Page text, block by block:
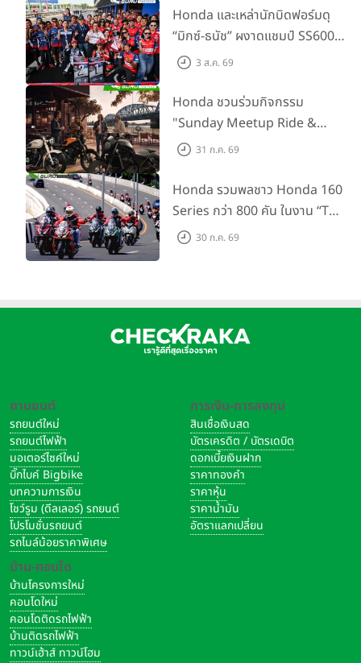
ยกระดับทักษะการขับขี่ เสริม
ศักยภาพตำรวจจราจร
Honda และเหล่านักบิดฟอร์มดุ
“มิกซ์-ธนัช” ผงาดแชมป์ SS600 2
สนามติด “ข้าวกล้อง” คว้าที่ 2 ศึก
3 ส.ค. 69
Honda ชวนร่วมกิจกรรม
"Sunday Meetup Ride &
Soul" จิบกาแฟ พูดคุย แลก
16 ส.ค. นี้
31 ก.ค. 69
Honda รวมพลชาว Honda 160
Series กว่า 800 คัน ในงาน “THE
ONE-SIXTI-ER ตัวจริง 160
30 ก.ค. 69
ยานยนต์
รถยนต์ใหม่
รถยนต์ไฟฟ้า
มอเตอร์ไซค์ใหม่
บิ๊กไบค์ Bigbike
บทความการเงิน
โชว์รูม (ดีลเลอร์) รถยนต์
โปรโมชั่นรถยนต์
รถไมล์น้อยราคาพิเศษ
บ้าน-คอนโด
บ้านโครงการใหม่
คอนโดใหม่
คอนโดติดรถไฟฟ้า
บ้านติดรถไฟฟ้า
ทาวน์เฮ้าส์ ทาวน์โฮม
การเงิน-การลงทุน
สินเชื่อเงินสด
บัตรเครดิต / บัตรเดบิต
ดอกเบี้ยเงินฝาก
ราคาทองคำ
ราคาหุ้น
ราคาน้ำมัน
อัตราแลกเปลี่ยน